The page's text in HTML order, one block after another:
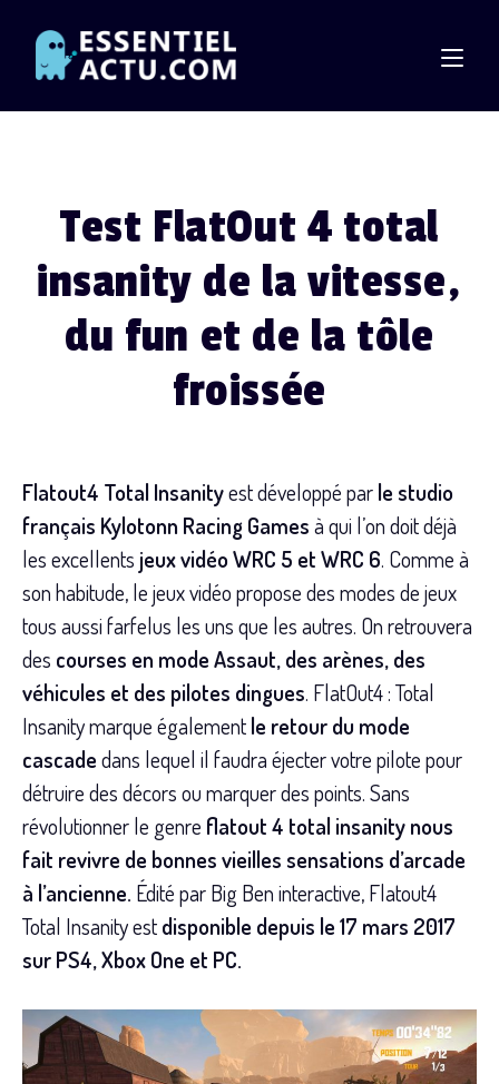
content
Test FlatOut 4 total
insanity de la vitesse,
du fun et de la tôle
froissée
Flatout4 Total Insanityest développé parle studio
français Kylotonn Racing Gamesà qui l’on doit déjà
les excellents jeux vidéo WRC 5 et WRC 6. Comme à
son habitude, le jeux vidéo propose des modes de jeux
tous aussi farfelus les uns que les autres. On retrouvera
des courses en mode Assaut, des arènes, des
véhicules et des pilotes dingues. FlatOut4 : Total
Insanity marque égalementle retour du mode
cascadedans lequel il faudra éjecter votre pilote pour
détruire des décors ou marquer des points. Sans
révolutionner le genre flatout 4 total insanity nous
fait revivre de bonnes vieilles sensations d’arcade
à l’ancienne. Édité par Big Ben interactive, Flatout4
Total Insanity estdisponible depuis le 17 mars 2017
sur PS4, Xbox One et PC.